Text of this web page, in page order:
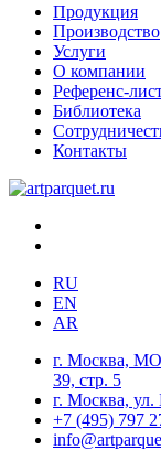
Продукция
Производство
Услуги
О компании
Референс-
Библиотека
Контакты
RU
EN
AR
г. Москва,
39, стр. 5
г. Москва, ул.
+7 (495) 797